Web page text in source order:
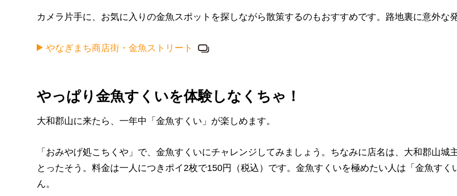
カメラ片手に、お気に入りの金魚スポットを探しながら散策するのもおすすめです。路地裏に意外な
やなぎまち商店街・金魚ストリート
やっぱり金魚すくいを体験しなくちゃ！
大和郡山に来たら、一年中「金魚すくい」が楽しめます。
「おみやげ処こちくや」で、金魚すくいにチャレンジしてみましょう。ちなみに店名は、大和郡山
とったそう。料金は一人につきポイ2枚で150円（税込）です。金魚すくいを極めたい人は「金魚す
ん。